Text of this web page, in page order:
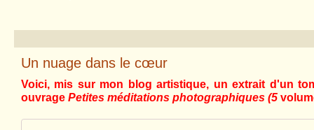
Un nuage dans le cœur
Voici, mis sur mon blog artistique, un extrait d'un
ouvrage Petites méditations photographiques (5